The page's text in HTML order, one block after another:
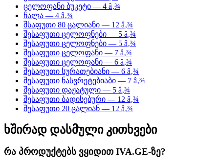
ცელოფანი ბუკეტი — 4 â‚¾
ჩალა — 4 â‚¾
შსაფუთი 80 ცალიანი — 12 â‚¾
შესაფუთი ცელოფნები — 5 â‚¾
შესაფუთი ცელოფნები — 5 â‚¾
შესაფუთი ცელოფანი — 7 â‚¾
შესაფუთი ცელოფანი — 6 â‚¾
შესაფუთი სურათებიანი — 6 â‚¾
შესაფუთი ნასვრეტებიაბი — 7 â‚¾
შესაფუთი დაჟატული — 5 â‚¾
შესაფუთი ბადისებური — 12 â‚¾
შესაფუთი 20 ცალიან — 12 â‚¾
ხშირად დასმული კითხვები
რა პროდუქტებს ვყიდით IVA.GE-ზე?